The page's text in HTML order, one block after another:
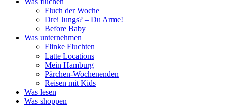
Fluch der Woche
Drei Jungs? – Du Arme!
Before Baby
Was unternehmen
Flinke Fluchten
Latte Locations
Mein Hamburg
Pärchen-Wochenenden
Reisen mit Kids
Was lesen
Was shoppen